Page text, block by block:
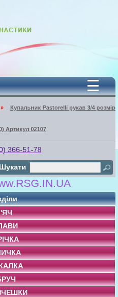
☰
» Купальник Pastorelli рукав 3/4 розмір
Артикул 02107
366-51-78
Шукати